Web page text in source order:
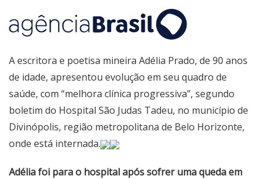
A escritora e poetisa mineira Adélia Prado, de 90 anos
de idade, apresentou evolução em seu quadro de
saúde, com “melhora clínica progressiva”, segundo
boletim do Hospital São Judas Tadeu, no município de
Divinópolis, região metropolitana de Belo Horizonte,
onde está internada.
Adélia foi para o hospital após sofrer uma queda em